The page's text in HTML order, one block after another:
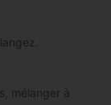
mélanger à